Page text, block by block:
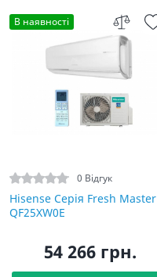
В наявності
0 Відгук
Hisense Серія Fresh Master
QF25XW0E
54 266 грн.